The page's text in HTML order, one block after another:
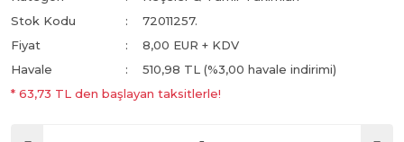
Stok Kodu
72011257.
Fiyat
8,00 EUR + KDV
Havale
510,98 TL (%3,00 havale indirimi)
* 63,73 TL den başlayan taksitlerle!